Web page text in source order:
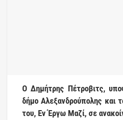
Ο Δημήτρης Πέτροβιτς,
δήμο Αλεξανδρούπολης και
του, Εν Έργω Μαζί, σε